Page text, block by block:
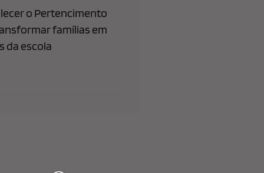
o Pertencimento
famílias em
da escola